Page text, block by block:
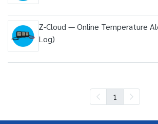
Z-Cloud — Online Temperature
Log)
1